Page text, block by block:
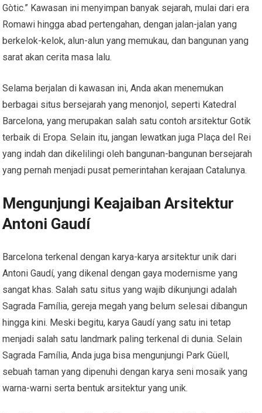
Gòtic.” Kawasan ini menyimpan banyak sejarah, mulai dari era
Romawi hingga abad pertengahan, dengan jalan-jalan yang
berkelok-kelok, alun-alun yang memukau, dan bangunan yang
sarat akan cerita masa lalu.
Selama berjalan di kawasan ini, Anda akan menemukan
berbagai situs bersejarah yang menonjol, seperti Katedral
Barcelona, yang merupakan salah satu contoh arsitektur Gotik
terbaik di Eropa. Selain itu, jangan lewatkan juga Plaça del Rei
yang indah dan dikelilingi oleh bangunan-bangunan bersejarah
yang pernah menjadi pusat pemerintahan kerajaan Catalunya.
Mengunjungi Keajaiban Arsitektur
Antoni Gaudí
Barcelona terkenal dengan karya-karya arsitektur unik dari
Antoni Gaudí, yang dikenal dengan gaya modernisme yang
sangat khas. Salah satu situs yang wajib dikunjungi adalah
Sagrada Família, gereja megah yang belum selesai dibangun
hingga kini. Meski begitu, karya Gaudí yang satu ini tetap
menjadi salah satu landmark paling terkenal di dunia. Selain
Sagrada Família, Anda juga bisa mengunjungi Park Güell,
sebuah taman yang dipenuhi dengan karya seni mosaik yang
warna-warni serta bentuk arsitektur yang unik.